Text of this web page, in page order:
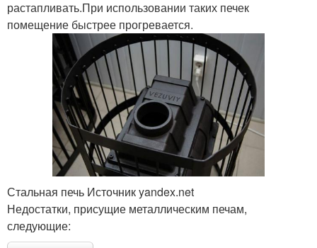
растапливать.При использовании таких печек
помещение быстрее прогревается.
Стальная печь Источник yandex.net
Недостатки, присущие металлическим печам,
следующие: